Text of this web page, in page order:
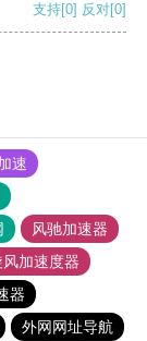
支持[0] 反对[0]
速
风驰加速器
风加速度器
器
外网网址导航